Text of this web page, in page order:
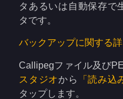
タあるいは自動保存で
タです。
バックアップに関する
Callipegファイル及び
スタジオから 「読み込
タップします。